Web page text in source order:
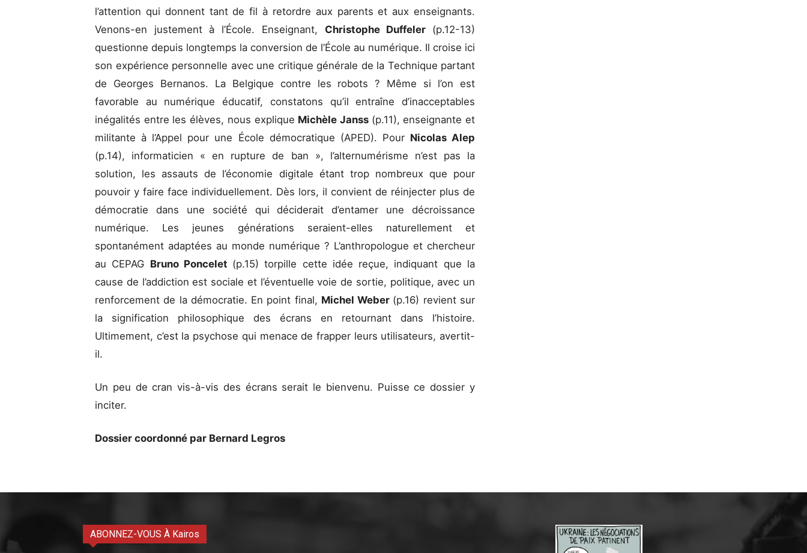
l’attention qui donnent tant de fil à retordre aux parents et aux enseignants.
Venons-en justement à l’École. Enseignant, Christophe Duffeler (p.12-13)
questionne depuis longtemps la conversion de l’École au numérique. Il croise ici
son expérience personnelle avec une critique générale de la Technique partant
de Georges Bernanos. La Belgique contre les robots ? Même si l’on est
favorable au numérique éducatif, constatons qu’il entraîne d’inacceptables
inégalités entre les élèves, nous explique Michèle Janss (p.11), enseignante et
militante à l’Appel pour une École démocratique (APED). Pour Nicolas Alep
(p.14), informaticien « en rupture de ban », l’alternumérisme n’est pas la
solution, les assauts de l’économie digitale étant trop nombreux que pour
pouvoir y faire face individuellement. Dès lors, il convient de réinjecter plus de
démocratie dans une société qui déciderait d’entamer une décroissance
numérique. Les jeunes générations seraient-elles naturellement et
spontanément adaptées au monde numérique ? L’anthropologue et chercheur
au CEPAG Bruno Poncelet (p.15) torpille cette idée reçue, indiquant que la
cause de l’addiction est sociale et l’éventuelle voie de sortie, politique, avec un
renforcement de la démocratie. En point final, Michel Weber (p.16) revient sur
la signification philosophique des écrans en retournant dans l’histoire.
Ultimement, c’est la psychose qui menace de frapper leurs utilisateurs, avertit-
il.
Un peu de cran vis-à-vis des écrans serait le bienvenu. Puisse ce dossier y
inciter.
Dossier coordonné par Bernard Legros
ABONNEZ-VOUS À Kairos